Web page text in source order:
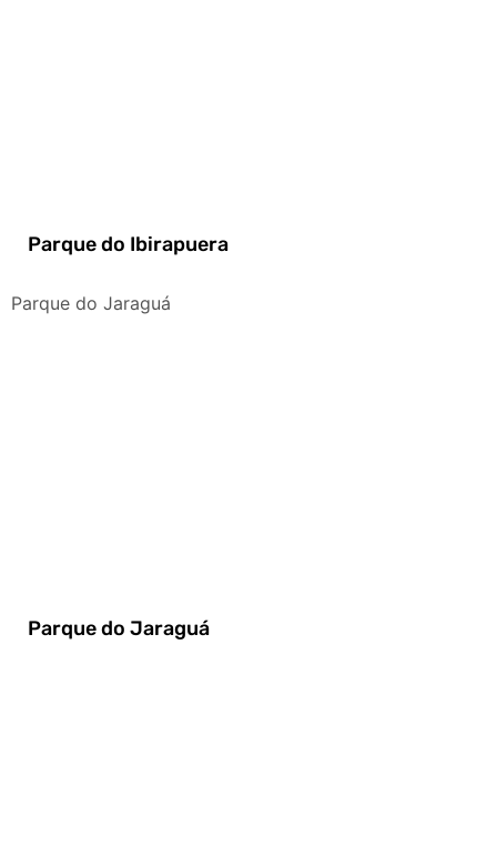
Parque do Ibirapuera
Parque do Jaraguá
Parque do Jaraguá